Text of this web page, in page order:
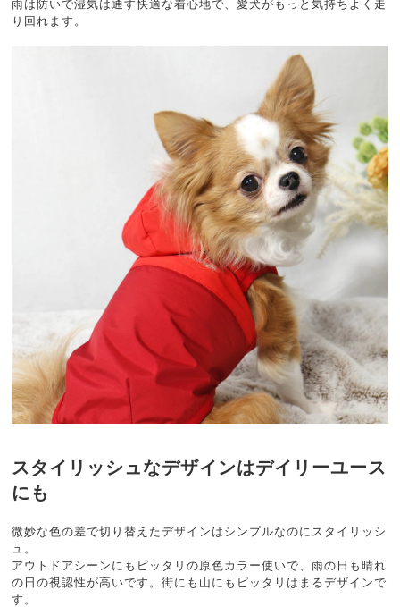
雨は防いで湿気は通す快適な着心地で、愛犬がもっと気持ちよく走
り回れます。
スタイリッシュなデザインはデイリーユース
にも
微妙な色の差で切り替えたデザインはシンプルなのにスタイリッシ
ュ。
アウトドアシーンにもピッタリの原色カラー使いで、雨の日も晴れ
の日の視認性が高いです。街にも山にもピッタリはまるデザインで
す。